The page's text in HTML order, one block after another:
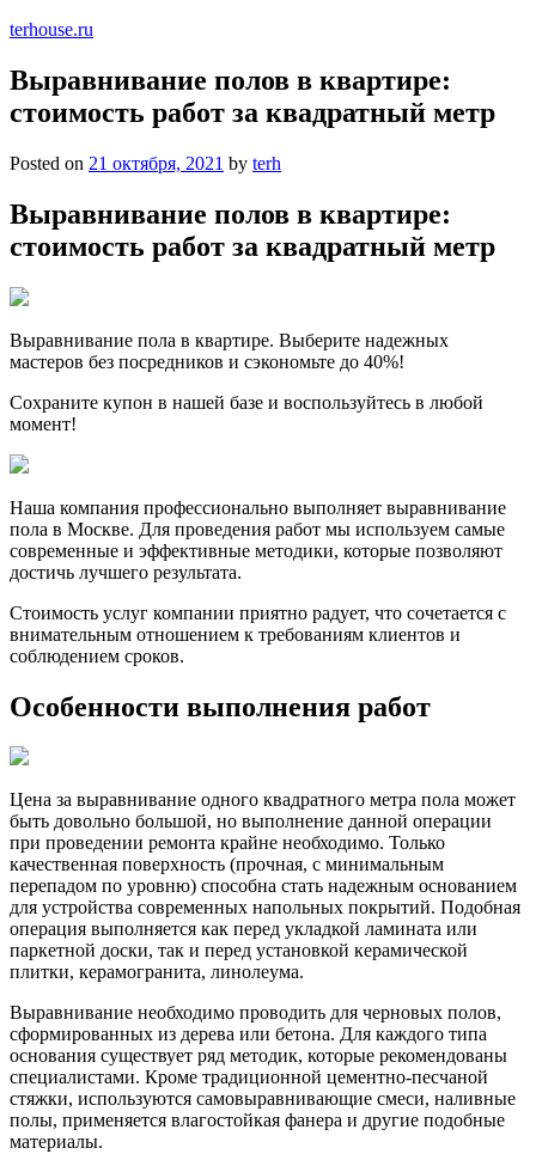
terhouse.ru
Выравнивание полов в квартире:
стоимость работ за квадратный метр
Posted on 21 октября, 2021 by terh
Выравнивание полов в квартире:
стоимость работ за квадратный метр
Выравнивание пола в квартире. Выберите надежных
мастеров без посредников и сэкономьте до 40%!
Cохраните купон в нашей базе и воспользуйтесь в любой
момент!
Наша компания профессионально выполняет выравнивание
пола в Москве. Для проведения работ мы используем самые
современные и эффективные методики, которые позволяют
достичь лучшего результата.
Стоимость услуг компании приятно радует, что сочетается с
внимательным отношением к требованиям клиентов и
соблюдением сроков.
Особенности выполнения работ
Цена за выравнивание одного квадратного метра пола может
быть довольно большой, но выполнение данной операции
при проведении ремонта крайне необходимо. Только
качественная поверхность (прочная, с минимальным
перепадом по уровню) способна стать надежным основанием
для устройства современных напольных покрытий. Подобная
операция выполняется как перед укладкой ламината или
паркетной доски, так и перед установкой керамической
плитки, керамогранита, линолеума.
Выравнивание необходимо проводить для черновых полов,
сформированных из дерева или бетона. Для каждого типа
основания существует ряд методик, которые рекомендованы
специалистами. Кроме традиционной цементно-песчаной
стяжки, используются самовыравнивающие смеси, наливные
полы, применяется влагостойкая фанера и другие подобные
материалы.